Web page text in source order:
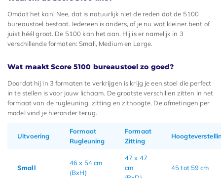
Omdat het kan! Nee, dat is natuurlijk niet de reden dat de 5100
bureaustoel bestaat. Iedereen is anders, of je nu wat kleiner bent of
juist héél groot. De 5100 kan het aan. Hij is er namelijk in 3
verschillende formaten: Small, Medium en Large.
Wat maakt Score 5100 bureaustoel zo goed?
Doordat hij in 3 formaten te verkrijgen is krijg je een stoel die perfect
in te stellen is voor jouw lichaam. De grootste verschillen zitten in het
formaat van de rugleuning, zitting en zithoogte. De afmetingen per
model vind je hieronder terug.
Uitvoering
Formaat
Rugleuning
Formaat
Zitting
Small
46 x 54 cm
(BxH)
47 x 47
cm
45 tot 59 cm